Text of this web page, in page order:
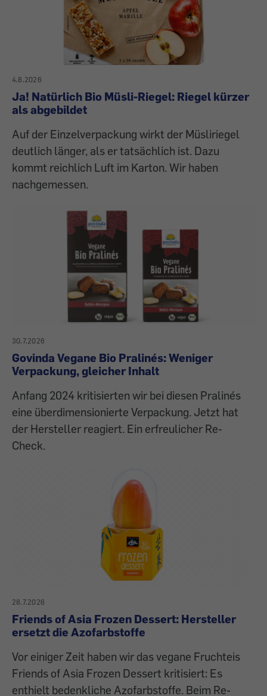
4.8.2026
Ja! Natürlich Bio Müsli-Riegel: Riegel kürzer
als abgebildet
Auf der Einzelverpackung wirkt der Müsliriegel
deutlich länger, als er tatsächlich ist. Dazu
kommt reichlich Luft im Karton. Wir haben
nachgemessen.
30.7.2026
Govinda Vegane Bio Pralinés: Weniger
Verpackung, gleicher Inhalt
Anfang 2024 kritisierten wir bei diesen Pralinés
eine überdimensionierte Verpackung. Jetzt hat
der Hersteller reagiert. Ein erfreulicher Re-
Check.
28.7.2026
Friends of Asia Frozen Dessert: Hersteller
ersetzt die Azofarbstoffe
Vor einiger Zeit haben wir das vegane Fruchteis
Friends of Asia Frozen Dessert kritisiert: Es
enthielt bedenkliche Azofarbstoffe. Beim Re-